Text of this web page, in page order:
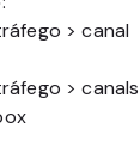
> canal
> canals